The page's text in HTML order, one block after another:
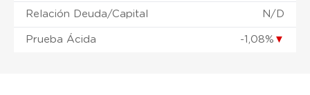
Relación Deuda/Capital N/D
Prueba Ácida -1,08% ▼